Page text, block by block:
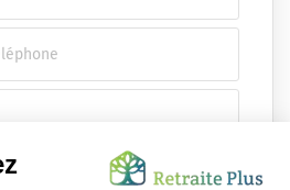
ma demande